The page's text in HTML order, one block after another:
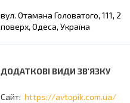
вул. Отамана Головатого, 111, 2
поверх, Одеса, Україна
https://avtopik.com.ua/